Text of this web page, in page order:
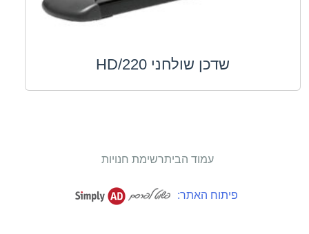
שדכן שולחני HD/220
עמוד הביתרשימת חנויות
פיתוח האתר: